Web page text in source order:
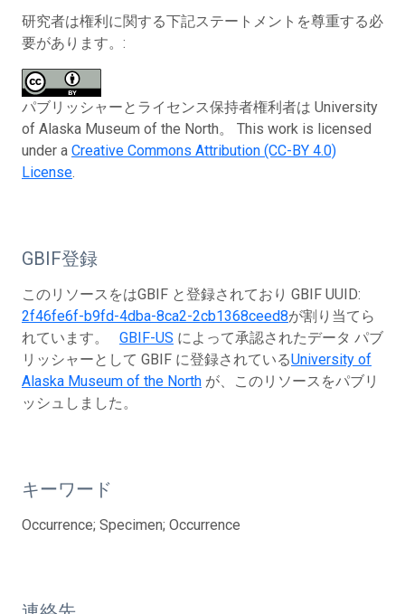
研究者は権利に関する下記ステートメントを尊重する必
要があります。:
パブリッシャーとライセンス保持者権利者は University
of Alaska Museum of the North。 This work is licensed
under a Creative Commons Attribution (CC-BY 4.0)
License.
GBIF登録
このリソースをはGBIF と登録されており GBIF UUID:
2f46fe6f-b9fd-4dba-8ca2-2cb1368ceed8が割り当てら
れています。 GBIF-US によって承認されたデータ パブ
リッシャーとして GBIF に登録されているUniversity of
Alaska Museum of the North が、このリソースをパブリ
ッシュしました。
キーワード
Occurrence; Specimen; Occurrence